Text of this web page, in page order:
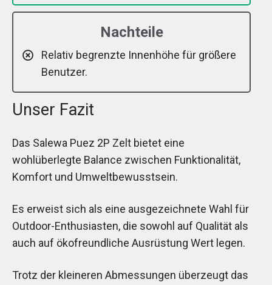
Nachteile
Relativ begrenzte Innenhöhe für größere
Benutzer.
Unser Fazit
Das Salewa Puez 2P Zelt bietet eine
wohlüberlegte Balance zwischen Funktionalität,
Komfort und Umweltbewusstsein.
Es erweist sich als eine ausgezeichnete Wahl für
Outdoor-Enthusiasten, die sowohl auf Qualität als
auch auf ökofreundliche Ausrüstung Wert legen.
Trotz der kleineren Abmessungen überzeugt das